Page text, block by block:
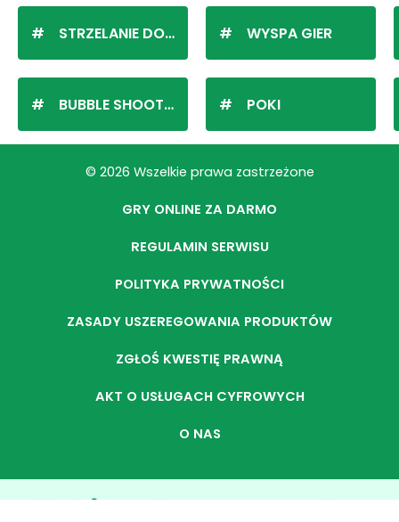
STRZELANIE DO KULEK
BUBBLE SHOOTER
WYSPA GIER
POKI
© 2026 Wszelkie prawa zastrzeżone
GRY ONLINE ZA DARMO
REGULAMIN SERWISU
POLITYKA PRYWATNOŚCI
ZASADY USZEREGOWANIA PRODUKTÓW
ZGŁOŚ KWESTIĘ PRAWNĄ
AKT O USŁUGACH CYFROWYCH
O NAS